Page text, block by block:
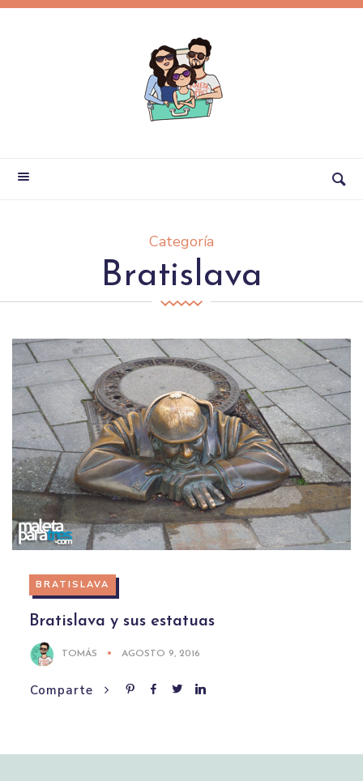
Categoría
Bratislava
BRATISLAVA
Bratislava y sus estatuas
TOMÁS AGOSTO 9, 2016
Comparte